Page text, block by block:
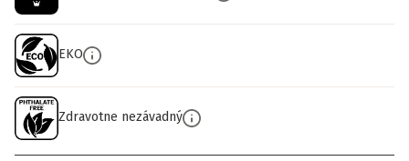
EKO
Zdravotne nezávadný